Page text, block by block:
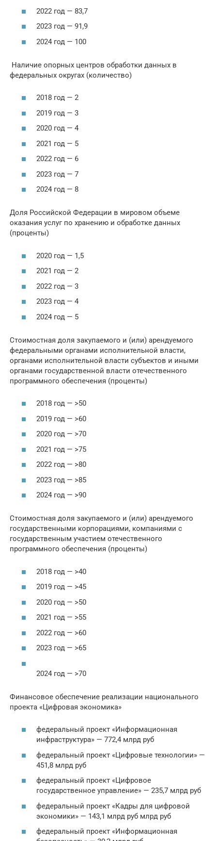
2022 год — 83,7
2023 год — 91,9
2024 год — 100
Наличие опорных центров обработки данных в
федеральных округах (количество)
2018 год — 2
2019 год — 3
2020 год — 4
2021 год — 5
2022 год — 6
2023 год — 7
2024 год — 8
Доля Российской Федерации в мировом объеме
оказания услуг по хранению и обработке данных
(проценты)
2020 год — 1,5
2021 год — 2
2022 год — 3
2023 год — 4
2024 год — 5
Стоимостная доля закупаемого и (или) арендуемого
федеральными органами исполнительной власти,
органами исполнительной власти субъектов и иными
органами государственной власти отечественного
программного обеспечения (проценты)
2018 год — >50
2019 год — >60
2020 год — >70
2021 год — >75
2022 год — >80
2023 год — >85
2024 год — >90
Стоимостная доля закупаемого и (или) арендуемого
государственными корпорациями, компаниями с
государственным участием отечественного
программного обеспечения (проценты)
2018 год — >40
2019 год — >45
2020 год — >50
2021 год — >55
2022 год — >60
2023 год — >65
2024 год — >70
Финансовое обеспечение реализации национального
проекта «Цифровая экономика»
федеральный проект «Информационная
инфраструктура» — 772,4 млрд руб
федеральный проект «Цифровые технологии» —
451,8 млрд руб
федеральный проект «Цифровое
государственное управление» — 235,7 млрд руб
федеральный проект «Кадры для цифровой
экономики» — 143,1 млрд руб млрд руб
федеральный проект «Информационная